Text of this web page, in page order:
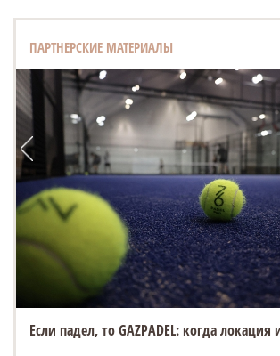
ПАРТНЕРСКИЕ МАТЕРИАЛЫ
Если падел, то GAZPADEL: когда локация